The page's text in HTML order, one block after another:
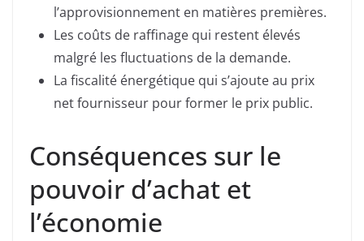
l’approvisionnement en matières premières.
Les coûts de raffinage qui restent élevés
malgré les fluctuations de la demande.
La fiscalité énergétique qui s’ajoute au prix
net fournisseur pour former le prix public.
Conséquences sur le
pouvoir d’achat et
l’économie